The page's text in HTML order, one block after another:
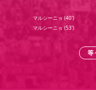
キッズ向
観戦マナー&ルール ビジタ
スタジアム
YANMAR HANASAKA
パートナー企業募集中 セ
セレッソアイデアちょうだいな
Lise（ライセンスビジネス）
ファンクラブ
SAKURA SOCIO 招待券引換
婚姻届・出生届・命名書
ニュース
チ
レディース
マルシーニョ (40')
マルシーニョ (53')
等